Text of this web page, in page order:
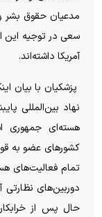
مدعیان حقوق بشر
سعی در توجیه این
آمریکا داشته‌اند.
پزشکیان با بیان
نهاد بین‌المللی
هسته‌ای جمهوری
کشور‌های عضو به
تمام فعالیت‌های
دوربین‌های
حال پس از